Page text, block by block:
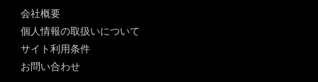
会社概要
個人情報の取扱いについて
サイト利用条件
お問い合わせ